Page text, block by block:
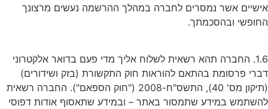
אישיים אשר נמסרים לחברה במהלך ההרשמה נעשים מרצונך
החופשי ובהסכמתך.
1.6. החברה תהא רשאית לשלוח אליך מדי פעם בדואר אלקטרוני
דברי פרסומת בהתאם להוראות חוק התקשורת (בזק ושידורים)
(תיקון מס' 40), התשס"ח-2008 ("חוק הספאם"). החברה רשאית
להשתמש במידע שתמסור באתר – ובמידע שתאסוף אודות דפוסי